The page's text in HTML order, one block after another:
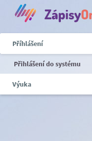
Příhlášení
Přihlášení do systému
Výuka